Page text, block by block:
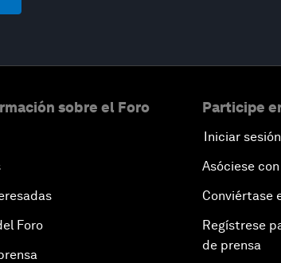
sobre el Foro
Foro
Participe
Iniciar sesión
Asóciese
Conviértase
Regístrese
de prensa